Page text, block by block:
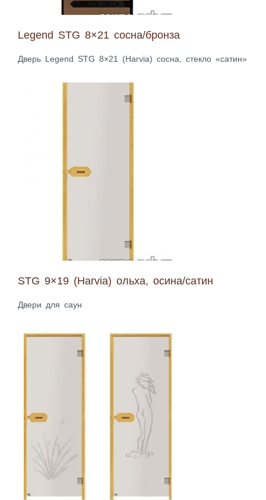
Legend STG 8×21 сосна/бронза
Дверь Legend STG 8×21 (Harvia) сосна, стекло «сатин»
STG 9×19 (Harvia) ольха, осина/сатин
Двери для саун